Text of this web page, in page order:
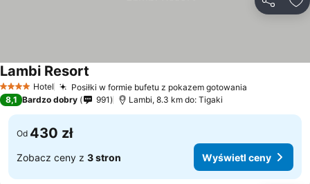
4 KategoriaHotel Posiłki w formie bufetu z pokazem gotowania
Lambi Resort
8,1 Bardzo dobry 991 Lambi, 8.3 km do: Tigaki
Od 430 zł
Zobacz ceny z 3 stron Wyświetl ceny